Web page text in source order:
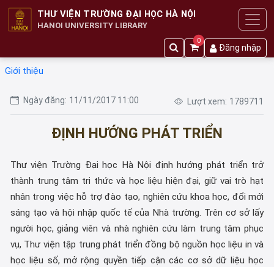
THƯ VIỆN TRƯỜNG ĐẠI HỌC HÀ NỘI
HANOI UNIVERSITY LIBRARY
0
Đăng nhập
Giới thiệu
Ngày đăng: 11/11/2017 11:00 Lượt xem: 1789711
ĐỊNH HƯỚNG PHÁT TRIỂN
Thư viện Trường Đại học Hà Nội định hướng phát triển trở
thành trung tâm tri thức và học liệu hiện đại, giữ vai trò hạt
nhân trong việc hỗ trợ đào tạo, nghiên cứu khoa học, đổi mới
sáng tạo và hội nhập quốc tế của Nhà trường. Trên cơ sở lấy
người học, giảng viên và nhà nghiên cứu làm trung tâm phục
vụ, Thư viện tập trung phát triển đồng bộ nguồn học liệu in và
học liệu số, mở rộng quyền tiếp cận các cơ sở dữ liệu học